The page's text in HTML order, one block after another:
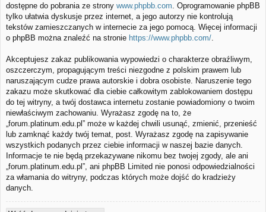
dostępne do pobrania ze strony www.phpbb.com . Oprogramowanie phpBB
tylko ułatwia dyskusje przez internet, a jego autorzy nie kontrolują
tekstów zamieszczanych w internecie za jego pomocą. Więcej informacji
o phpBB można znaleźć na stronie https://www.phpbb.com/
Akceptujesz zakaz publikowania wypowiedzi o charakterze obraźliwym,
oszczerczym, propagującym treści niezgodne z polskim prawem lub
naruszającym cudze prawa autorskie i dobra osobiste. Naruszenie tego
zakazu może skutkować dla ciebie całkowitym zablokowaniem dostępu
do tej witryny, a twój dostawca internetu zostanie powiadomiony o twoim
niewłaściwym zachowaniu. Wyrażasz zgodę na to, że
„forum.platinum.edu.pl” może w każdej chwili usunąć, zmienić, przenieść
lub zamknąć każdy twój temat, post. Wyrażasz zgodę na zapisywanie
wszystkich podanych przez ciebie informacji w naszej bazie danych.
Informacje te nie będą przekazywane nikomu bez twojej zgody, ale ani
„forum.platinum.edu.pl”, ani phpBB Limited nie ponosi odpowiedzialności
za włamania do witryny, podczas których może dojść do kradzieży
danych.